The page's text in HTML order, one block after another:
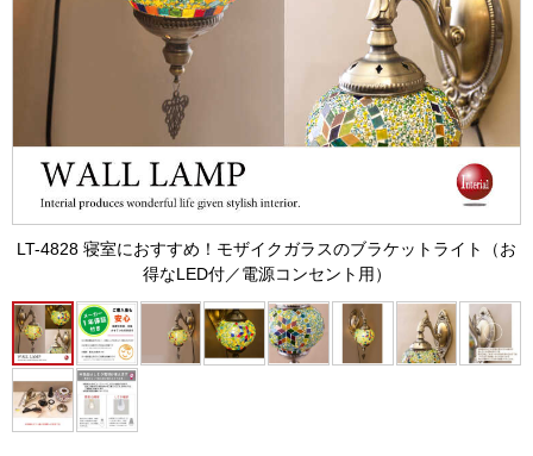
LT-4828 寝室におすすめ！モザイクガラスのブラケットライト（お
得なLED付／電源コンセント用）